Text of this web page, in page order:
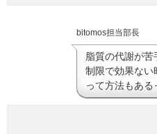
bitomos担当部長
脂質の代謝が
制限で効果ない
って方法もある